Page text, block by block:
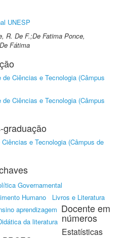
UNESP
R. De F.;De Fatima Ponce,
Fátima
de Ciências e Tecnologia (Câmpus
de Ciências e Tecnologia (Câmpus
graduação
e Tecnologia (Câmpus de
Governamental
Humano
Livros e Literatura
aprendizagem
da literatura
Docente em
números
Estatísticas